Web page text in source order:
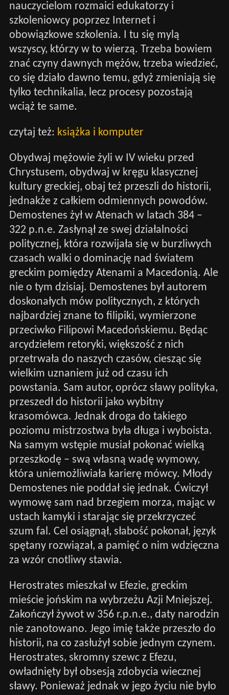
nauczycielom rozmaici edukatorzy i
szkoleniowcy poprzez Internet i
obowiązkowe szkolenia. I tu się mylą
wszyscy, którzy w to wierzą. Trzeba bowiem
znać czyny dawnych mężów, trzeba wiedzieć,
co się działo dawno temu, gdyż zmieniają się
tylko technikalia, lecz procesy pozostają
wciąż te same.
czytaj też: książka i komputer
Obydwaj mężowie żyli w IV wieku przed
Chrystusem, obydwaj w kręgu klasycznej
kultury greckiej, obaj też przeszli do historii,
jednakże z całkiem odmiennych powodów.
Demostenes żył w Atenach w latach 384 –
322 p.n.e. Zasłynął ze swej działalności
politycznej, która rozwijała się w burzliwych
czasach walki o dominację nad światem
greckim pomiędzy Atenami a Macedonią. Ale
nie o tym dzisiaj. Demostenes był autorem
doskonałych mów politycznych, z których
najbardziej znane to filipiki, wymierzone
przeciwko Filipowi Macedońskiemu. Będąc
arcydziełem retoryki, większość z nich
przetrwała do naszych czasów, ciesząc się
wielkim uznaniem już od czasu ich
powstania. Sam autor, oprócz sławy polityka,
przeszedł do historii jako wybitny
krasomówca. Jednak droga do takiego
poziomu mistrzostwa była długa i wyboista.
Na samym wstępie musiał pokonać wielką
przeszkodę – swą własną wadę wymowy,
która uniemożliwiała karierę mówcy. Młody
Demostenes nie poddał się jednak. Ćwiczył
wymowę sam nad brzegiem morza, mając w
ustach kamyki i starając się przekrzyczeć
szum fal. Cel osiągnął, słabość pokonał, język
spętany rozwiązał, a pamięć o nim wdzięczna
za wzór cnotliwy stawia.
Herostrates mieszkał w Efezie, greckim
mieście jońskim na wybrzeżu Azji Mniejszej.
Zakończył żywot w 356 r.p.n.e., daty narodzin
nie zanotowano. Jego imię także przeszło do
historii, na co zasłużył sobie jednym czynem.
Herostrates, skromny szewc z Efezu,
owładnięty był obsesją zdobycia wiecznej
sławy. Ponieważ jednak w jego życiu nie było